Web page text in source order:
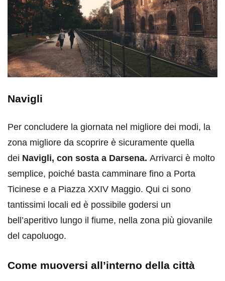
Navigli
Per concludere la giornata nel migliore dei modi, la
zona migliore da scoprire è sicuramente quella
dei Navigli, con sosta a Darsena. Arrivarci è molto
semplice, poiché basta camminare fino a Porta
Ticinese e a Piazza XXIV Maggio. Qui ci sono
tantissimi locali ed è possibile godersi un
bell’aperitivo lungo il fiume, nella zona più giovanile
del capoluogo.
Come muoversi all’interno della città